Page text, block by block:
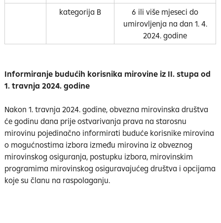
kategorija B
6 ili više mjeseci do
umirovljenja na dan 1. 4.
2024. godine
Informiranje budućih korisnika mirovine iz II. stupa od
1. travnja 2024. godine
Nakon 1. travnja 2024. godine, obvezna mirovinska društva
će godinu dana prije ostvarivanja prava na starosnu
mirovinu pojedinačno informirati buduće korisnike mirovina
o mogućnostima izbora između mirovina iz obveznog
mirovinskog osiguranja, postupku izbora, mirovinskim
programima mirovinskog osiguravajućeg društva i opcijama
koje su članu na raspolaganju.